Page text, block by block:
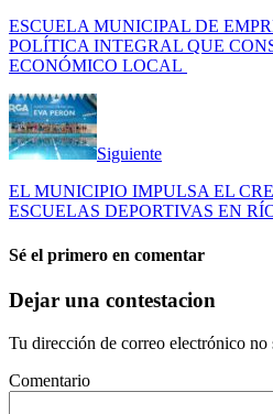
ESCUELA MUNICIPAL DE
POLÍTICA INTEGRAL QUE
ECONÓMICO LOCAL
Siguiente
EL MUNICIPIO IMPULSA EL
ESCUELAS DEPORTIVAS EN
Sé el primero en comentar
Dejar una contestacion
Tu dirección de correo electrónico no
Comentario